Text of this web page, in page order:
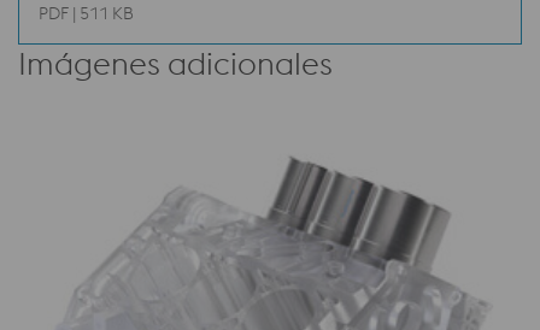
PDF | 511 KB
Imágenes adicionales